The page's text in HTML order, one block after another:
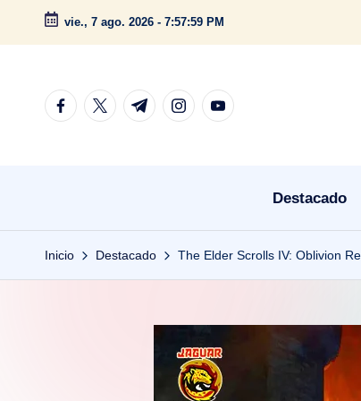
Saltar
contenido
vie., 7 ago. 2026 - 7:58:01 PM
facebook.com
twitter.com
t.me instagram.com
youtube.com
Destacado
Inicio Destacado The Elder Scrolls IV: Oblivion